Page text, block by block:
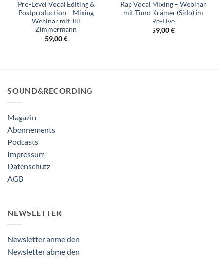
Pro-Level Vocal Editing &
Postproduction – Mixing
Webinar mit Jill
Zimmermann
59,00€
Rap Vocal Mixing – Webinar
mit Timo Krämer (Sido) im
Re-Live
59,00€
SOUND&RECORDING
Magazin
Abonnements
Podcasts
Impressum
Datenschutz
AGB
NEWSLETTER
Newsletter anmelden
Newsletter abmelden